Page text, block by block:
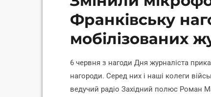
Франківську
мобілізованих
6 червня з нагоди Дня журналіста
нагороди. Серед них і наші колеги
ведучий радіо Західний полюс Роман